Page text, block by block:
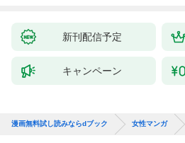
新刊配信予定
キャンペーン
漫画無料試し読みならdブック 女性マンガ